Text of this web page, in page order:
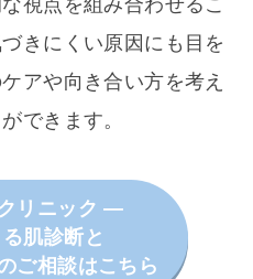
きにくい原因にも目を
アや向き合い方を考え
できます。
リニック ―
肌診断と
ご相談はこちら